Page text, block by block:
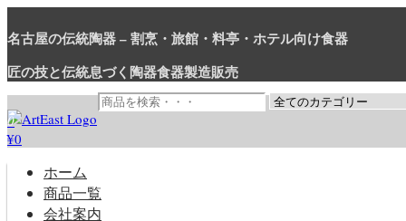
ン
ン
ツ
に
ス
キ
ッ
名古屋の伝統陶器 – 割烹・旅館・料亭・ホテル向け食器
匠の技と伝統息づく陶器食器製造販売
和食器・洋食器通販｜割烹・旅館・料亭・ホテル等業務用卸販売
業務用から個人用まで、おしゃれでかわいい和食器・洋食器はま
0
¥0
ホーム
商品一覧
会社案内